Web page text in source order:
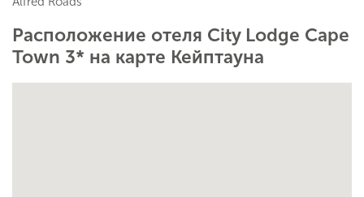
Расположение отеля City Lodge Cape
Town 3* на карте Кейптауна